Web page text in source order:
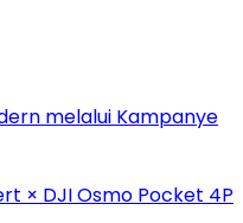
melalui Kampanye